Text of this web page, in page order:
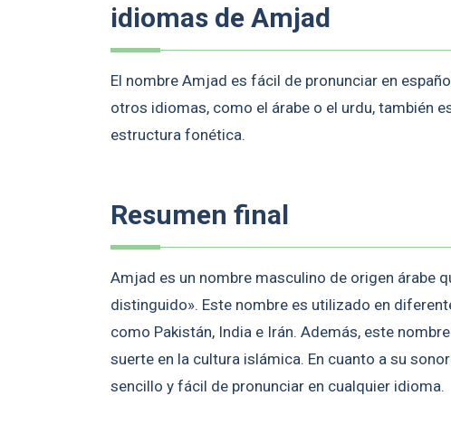
idiomas de Amjad
El nombre Amjad es fácil de pronunciar en
otros idiomas, como el árabe o el urdu, también
estructura fonética.
Resumen final
Amjad es un nombre masculino de origen árabe
distinguido». Este nombre es utilizado en
como Pakistán, India e Irán. Además, este
suerte en la cultura islámica. En cuanto a su
sencillo y fácil de pronunciar en cualquier idioma.